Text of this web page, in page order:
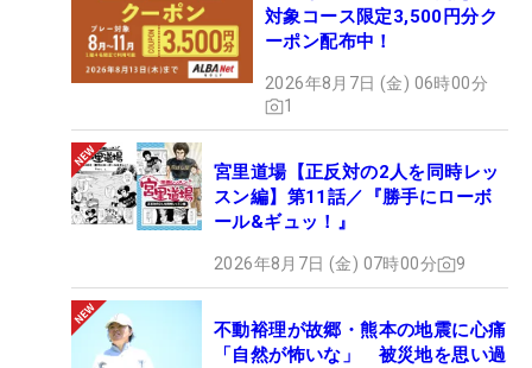
対象コース限定3,500円分ク
ーポン配布中！
2026年8月7日 (金) 06時00分
1
宮里道場【正反対の2人を同時レッ
スン編】第11話／『勝手にローボ
ール&ギュッ！』
2026年8月7日 (金) 07時00分 9
不動裕理が故郷・熊本の地震に心痛
「自然が怖いな」 被災地を思い過